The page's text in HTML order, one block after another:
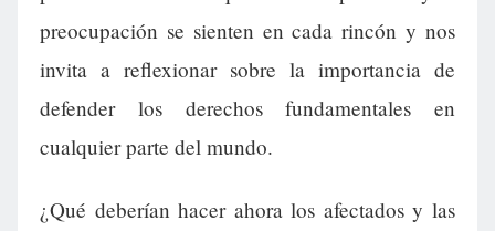
preocupación se sienten en cada rincón y nos
invita a reflexionar sobre la importancia de
defender los derechos fundamentales en
cualquier parte del mundo.
¿Qué deberían hacer ahora los afectados y las